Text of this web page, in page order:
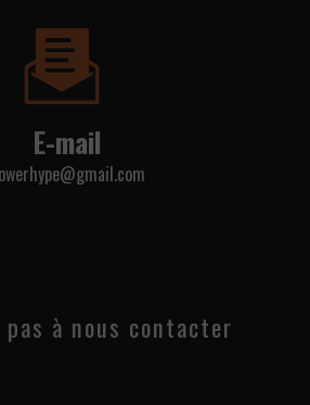
E-mail
à nous contacter